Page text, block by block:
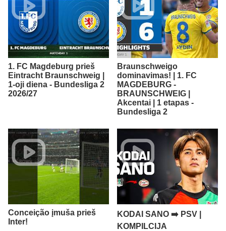
1. FC Magdeburg prieš
Eintracht Braunschweig |
1-oji diena - Bundesliga 2
2026/27
Braunschweigo
dominavimas! | 1. FC
MAGDEBURG -
BRAUNSCHWEIG |
Akcentai | 1 etapas -
Bundesliga 2
Conceição įmuša prieš
Inter!
KODAI SANO ➡️ PSV |
KOMPILCIJA